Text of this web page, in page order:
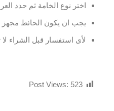
اختر نوع الخامة ثم حدد
يجب ان يكون الحائط مجهز
لأى استفسار قبل الشراء لا
Post Views: 523